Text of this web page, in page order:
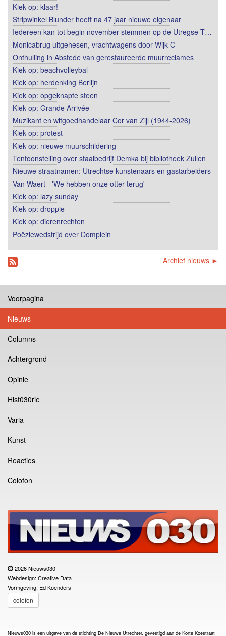
Kiek op: klaar!
Stripwinkel Blunder heeft na 47 jaar nieuwe eigenaar
Iedereen kan tot begin november stemmen op de Utregse T…
Monicabrug uitgehesen, vrachtwagens door Wijk C
Onthulling in Abstede van gerestaureerde muurreclames
Kiek op: beachvolleybal
Kiek op: herdenking Berlijn
Kiek op: opgeknapte steen
Kiek op: Grande Arrivée
Muzikant en witgoedhandelaar Cor van Zijl (1944-2026)
Kiek op: protest
Kiek op: nieuwe muurschildering
Tentoonstelling over staalbedrijf Demka bij bibliotheek Zuilen
Nieuwe straatnamen: Utrechtse kunstenaars en gastarbeiders
Van Waert - 'We hebben onze otter terug'
Kiek op: lazy sunday
Kiek op: droppie
Kiek op: dierenrechten
Poëziewedstrijd over Domplein
Archief nieuws ►
Voorpagina
Nieuws
Columns
Achtergrond
Opinie
Hist030rie
Varia
Kunst
Reacties
Colofon
2026 Nieuws030
Webdesign: Creative Data
Vormgeving: Ed Koenders
colofon
Nieuws030 is een uitgave van de stichting De Nieuwe Utrechter, gevestigd aan de Korte Koestraat